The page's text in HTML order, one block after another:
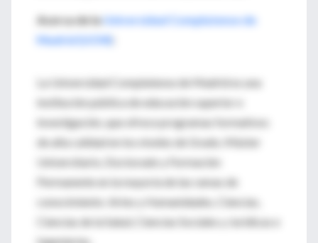
Acerca de laUniversidad Complutense de
Madrid (UCM)
La Universidad Complutense de Madrid es una
institución pública de educación superior e
investigación, que ofrece programas formativos
de alta calidad en los niveles de Grado, Máster
Universitario, Doctorado y Formación
Permanente en la mayoría de las ramas de
conocimiento: Artes y Humanidades, Ciencias,
Ciencias de la Salud, Ciencias Sociales y Jurídicas e